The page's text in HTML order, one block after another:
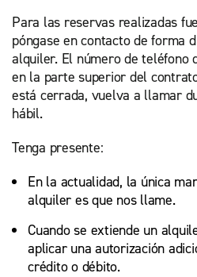
Para las reservas realizadas
póngase en contacto de forma
alquiler. El número de teléfono
en la parte superior del
está cerrada, vuelva a llamar
hábil.
Tenga presente:
En la actualidad, la única
alquiler es que nos llame.
Cuando se extiende un
aplicar una autorización
crédito o débito.